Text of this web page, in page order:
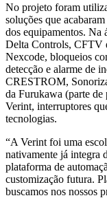
No projeto foram
soluções que
dos equipamentos. Na
Delta Controls, CFTV
Nexcode, bloqueios
detecção e alarme de
CRESTROM,
da Furukawa (parte de
Verint, interruptores
tecnologias.
“A Verint foi uma
nativamente já integra
plataforma de
customização futura.
buscamos nos nossos